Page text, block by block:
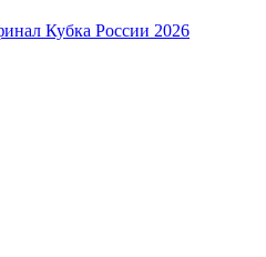
Кубка России 2026